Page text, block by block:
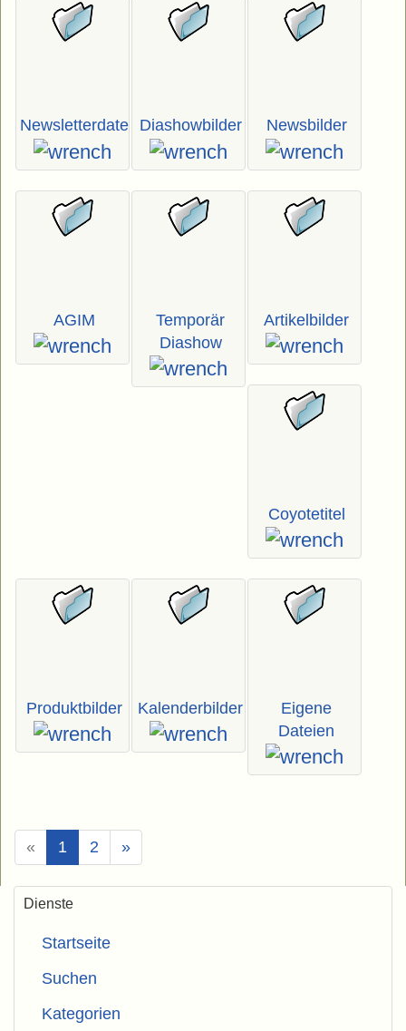
NewsletterdateienDiashowbilder Newsbilder
AGIM
Temporär
Diashow
Artikelbilder
Coyotetitel
Produktbilder Kalenderbilder
Eigene
Dateien
« 1 (Aktuell)
2 »
Dienste
Startseite
Suchen
Kategorien